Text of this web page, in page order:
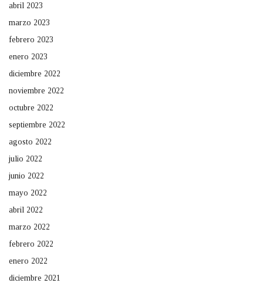
abril 2023
marzo 2023
febrero 2023
enero 2023
diciembre 2022
noviembre 2022
octubre 2022
septiembre 2022
agosto 2022
julio 2022
junio 2022
mayo 2022
abril 2022
marzo 2022
febrero 2022
enero 2022
diciembre 2021